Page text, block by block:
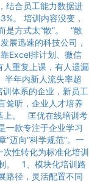
结合员工能力数据进
。 培训内容没变，
是方式太“散”。 “散
展迅速的科技公司，
Excel排计划、微信
人重复上课，有人遗漏
年内新人流失率超
体系的企业，新员工
耸听，企业人才培养
上。 匡优在线培训考
一款专注于企业学习
”迈向“科学规范”。一
次性转化为标准化培训
。 1、模块化培训路
路径，灵活配置不同